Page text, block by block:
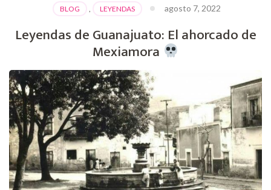
BLOG , LEYENDAS agosto 7, 2022
Leyendas de Guanajuato: El ahorcado de
Mexiamora